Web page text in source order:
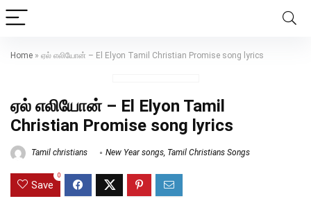
Home » ஏல் எலியோன் – El Elyon Tamil Christian Promise song lyrics
ஏல் எலியோன் – El Elyon Tamil
Christian Promise song lyrics
Tamil christians New Year songs, Tamil Christians Songs
Save
0